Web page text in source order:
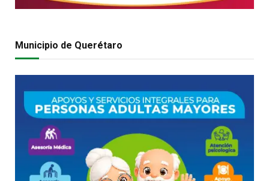
Municipio de Querétaro